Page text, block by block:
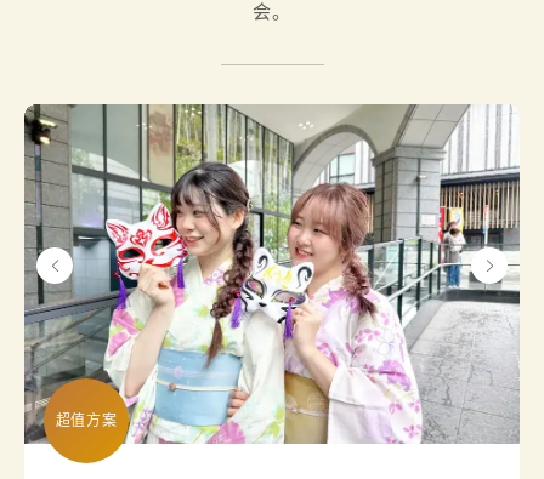
会。
超值方案